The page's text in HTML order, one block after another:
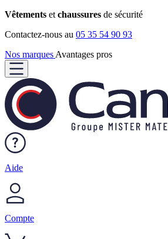
Vêtements et chaussures de sécurité
Contactez-nous au 05 35 54 90 93
Nos marques Avantages pros
Aide
Compte